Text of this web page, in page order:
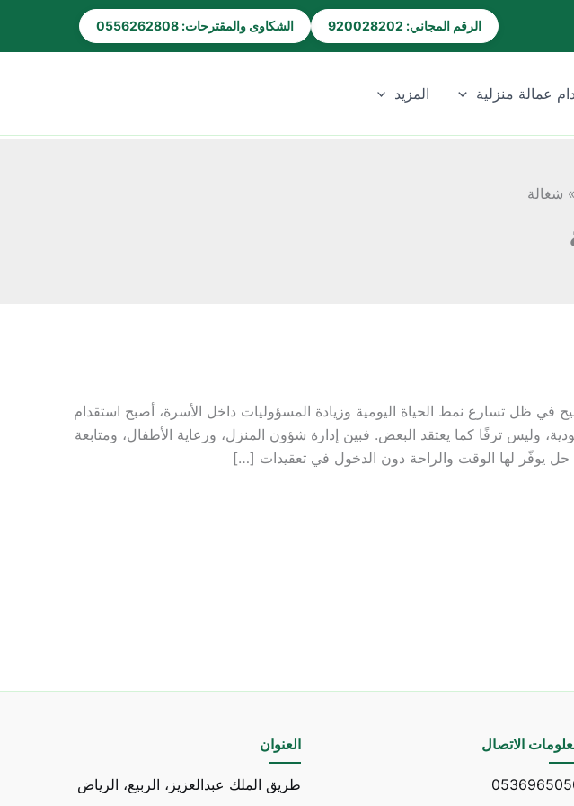
الرقم المجاني: 920028202 الشكاوى والمقترحات: 0556262808
عمالة منزلية المزيد
شغالة
في ظل تسارع نمط الحياة اليومية وزيادة المسؤوليات داخل الأسرة، أصبح استقدام
وليس ترفًا كما يعتقد البعض. فبين إدارة شؤون المنزل، ورعاية الأطفال، ومتابعة
حل يوفّر لها الوقت والراحة دون الدخول في تعقيدات […]
الاتصال العنوان
طريق الملك عبدالعزيز، الربيع، الرياض